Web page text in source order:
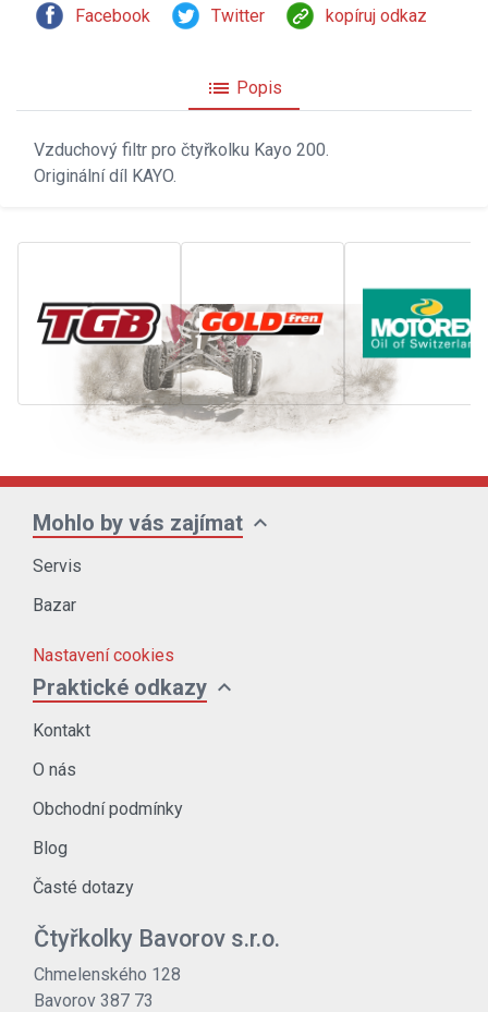
Facebook Twitter kopíruj odkaz
list Popis
Vzduchový filtr pro čtyřkolku Kayo 200.
Originální díl KAYO.
Mohlo by vás zajímat expand_more
Servis
Bazar
Nastavení cookies
Praktické odkazy expand_more
Kontakt
O nás
Obchodní podmínky
Blog
Časté dotazy
Čtyřkolky Bavorov s.r.o.
Chmelenského 128
Bavorov 387 73